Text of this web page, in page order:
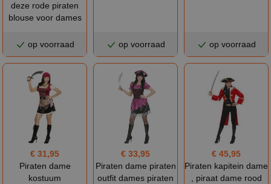
deze rode piraten
blouse voor dames
op voorraad op voorraad op voorraad
€ 31,95
Piraten dame
kostuum
€ 33,95
Piraten dame piraten
outfit dames piraten
€ 45,95
Piraten kapitein dame
, piraat dame rood